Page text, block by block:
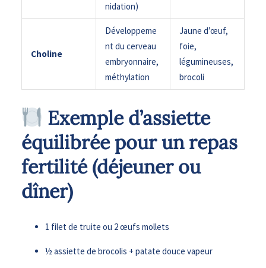
nidation)
Choline
Développeme
nt du cerveau
embryonnaire,
méthylation
Jaune d’œuf,
foie,
légumineuses,
brocoli
​ Exemple d’assiette
équilibrée pour un repas
fertilité (déjeuner ou
dîner)
1 filet de truite ou 2 œufs mollets
½ assiette de brocolis + patate douce vapeur